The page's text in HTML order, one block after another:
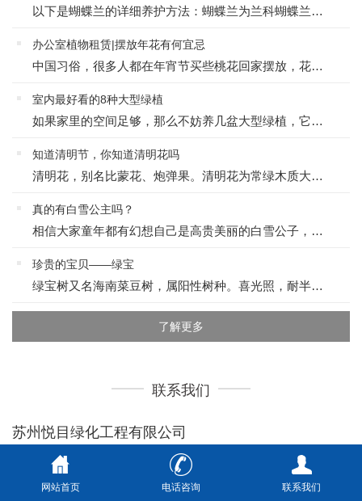
以下是蝴蝶兰的详细养护方法：蝴蝶兰为兰科蝴蝶兰属，多年生常绿附生草本花卉。由于其花朵形似蝴蝶，具有蝴蝶般的美丽，故名蝴蝶兰。蝴蝶兰的品种繁多，花形和花色富于变化，花姿十分美观，深受人们的喜爱。因此，是...
办公室植物租赁|摆放年花有何宜忌
中国习俗，很多人都在年宵节买些桃花回家摆放，花朵含生气勃然之意，所以很多人也喜欢在家中摆放花朵。况且花有天然香气，嗅之令人神清气爽。而桃花含行桃花运之意义，又桃花色泽粉红，十分妖艳，令人喜爱，所以很多...
室内最好看的8种大型绿植
如果家里的空间足够，那么不妨养几盆大型绿植，它们的观赏性和装饰性都是比较好的，下面8种看着让人着迷的大型盆栽，相信会让你眼前一亮的。1.南阳杉南阳杉是株型非常优雅的盆栽，也能养成好看的盆景，在原生地它...
知道清明节，你知道清明花吗
清明花，别名比蒙花、炮弹果。清明花为常绿木质大藤本，具乳汁，茎有皮孔;卵形叶对生，先端锐尖，有小毛，侧脉明显;聚伞花序顶生，着花3-5朵，有时更多;花大，漏斗形，白色，有香气，花冠5裂片;蓇葖果形状多...
真的有白雪公主吗？
相信大家童年都有幻想自己是高贵美丽的白雪公子，期望有一个属于自己的白马王子吧，今天我来给大家介绍一下现实中的白雪公主：白雪公主为万年青属植物，叶面有不同的斑纹镶嵌，颇有美丽公主神韵。是万年青中最漂亮、...
珍贵的宝贝——绿宝
绿宝树又名海南菜豆树，属阳性树种。喜光照，耐半荫，生长较迅速，喜疏松土壤及温暖湿润的环境，适生于石灰岩溶山区，酸性土上也有少量分布。其根系较发达，属深根性树种，具有极强的萌芽再生能力。其树皮厚，抗旱能...
了解更多
联系我们
苏州悦目绿化工程有限公司
绿植基地：苏州市苏同黎公路车坊段与吴江段交汇处281号
网站首页 电话咨询 联系我们